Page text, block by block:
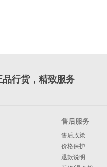
品行货，精致服务
售后服务
售后政策
价格保护
退款说明